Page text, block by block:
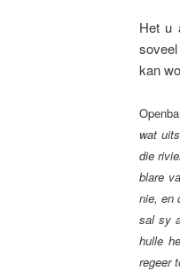
Het u
kan
wat
die
blare
nie, en
sal sy
hulle
regeer